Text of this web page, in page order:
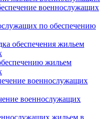
военнослужащих
по обеспечению
обеспечения жильем
жильем
военнослужащих
военнослужащих
жильем в